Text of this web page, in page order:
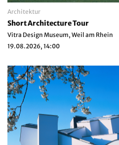
Architektur
Short Architecture Tour
Vitra Design Museum, Weil am Rhein
19.08.2026, 14:00